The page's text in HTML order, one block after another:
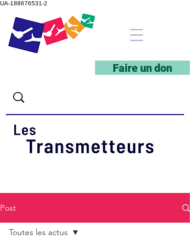
UA-188676531-2
Faire un don
Post
Toutes les actus